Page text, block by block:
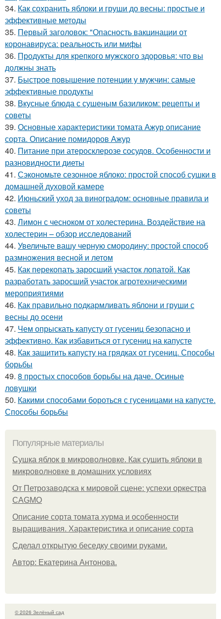
34. Как сохранить яблоки и груши до весны: простые и
эффективные методы
35. Первый заголовок: "Опасность вакцинации от
коронавируса: реальность или мифы
36. Продукты для крепкого мужского здоровья: что вы
должны знать
37. Быстрое повышение потенции у мужчин: самые
эффективные продукты
38. Вкусные блюда с сушеным базиликом: рецепты и
советы
39. Основные характеристики томата Ажур описание
сорта. Описание помидоров Ажур
40. Питание при атеросклерозе сосудов. Особенности и
разновидности диеты
41. Сэкономьте сезонное яблоко: простой способ сушки в
домашней духовой камере
42. Июньский уход за виноградом: основные правила и
советы
43. Лимон с чесноком от холестерина. Воздействие на
холестерин – обзор исследований
44. Увеличьте вашу черную смородину: простой способ
размножения весной и летом
45. Как перекопать заросший участок лопатой. Как
разработать заросший участок агротехническими
мероприятиями
46. Как правильно подкармливать яблони и груши с
весны до осени
47. Чем опрыскать капусту от гусениц безопасно и
эффективно. Как избавиться от гусениц на капусте
48. Как защитить капусту на грядках от гусениц. Способы
борьбы
49. 8 простых способов борьбы на даче. Осиные
ловушки
50. Какими способами бороться с гусеницами на капусте.
Способы борьбы
Популярные материалы
Сушка яблок в микроволновке. Как сушить яблоки в
микроволновке в домашних условиях
От Петрозаводска к мировой сцене: успехи оркестра
CAGMO
Описание сорта томата хурма и особенности
выращивания. Характеристика и описание сорта
Сделал открытую беседку своими руками.
Автор: Екатерина Антонова.
© 2026 Зелёный сад